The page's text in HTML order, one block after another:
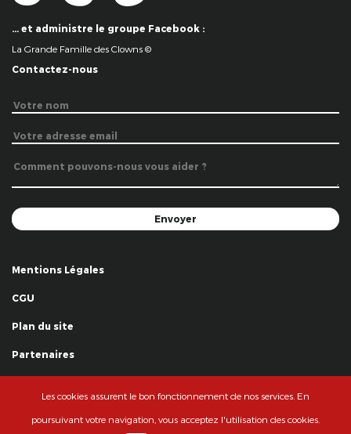
… et administre le groupe Facebook :
La Grande Famille des Clowns ©
Contactez-nous
Mentions Légales
CGU
Plan du site
Partenaires
© La Grande Famille des Clowns - 2018
Les cookies assurent le bon fonctionnement de nos services. En
poursuivant votre navigation, vous acceptez l'utilisation des cookies.